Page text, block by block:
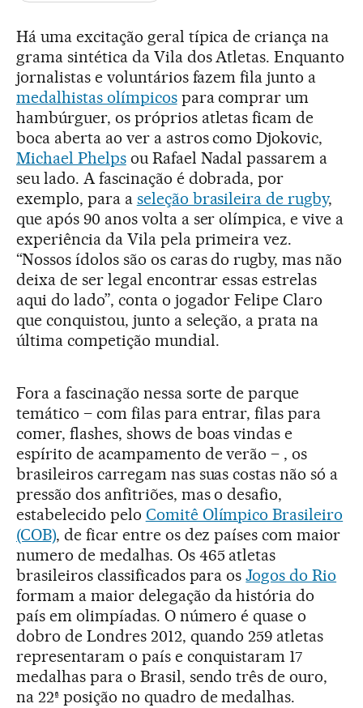
Há uma excitação geral típica de criança na
grama sintética da Vila dos Atletas. Enquanto
jornalistas e voluntários fazem fila junto a
medalhistas olímpicospara comprar um
hambúrguer, os próprios atletas ficam de
boca aberta ao ver a astros como Djokovic,
Michael Phelpsou Rafael Nadal passarem a
seu lado. A fascinação é dobrada, por
exemplo, para a seleção brasileira de rugby,
que após 90 anos volta a ser olímpica, e vive a
experiência da Vila pela primeira vez.
“Nossos ídolos são os caras do rugby, mas não
deixa de ser legal encontrar essas estrelas
aqui do lado”, conta o jogador Felipe Claro
que conquistou, junto a seleção, a prata na
última competição mundial.
Fora a fascinação nessa sorte de parque
temático – com filas para entrar, filas para
comer, flashes, shows de boas vindas e
espírito de acampamento de verão – , os
brasileiros carregam nas suas costas não só a
pressão dos anfitriões, mas o desafio,
estabelecido pelo Comitê Olímpico Brasileiro
(COB), de ficar entre os dez países com maior
numero de medalhas. Os 465 atletas
brasileiros classificados para osJogos do Rio
formam a maior delegação da história do
país em olimpíadas. O número é quase o
dobro de Londres 2012, quando 259 atletas
representaram o país e conquistaram 17
medalhas para o Brasil, sendo três de ouro,
na 22ª posição no quadro de medalhas.